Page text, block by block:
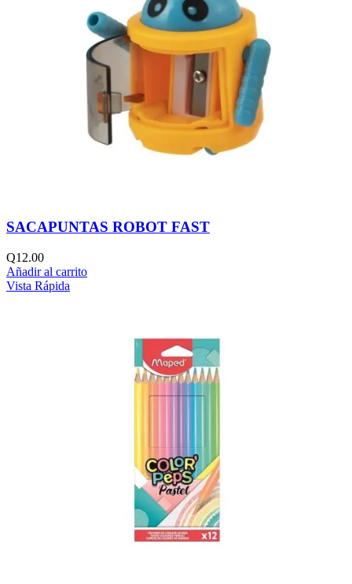
SACAPUNTAS ROBOT FAST
Q12.00
Añadir al carrito
Vista Rápida